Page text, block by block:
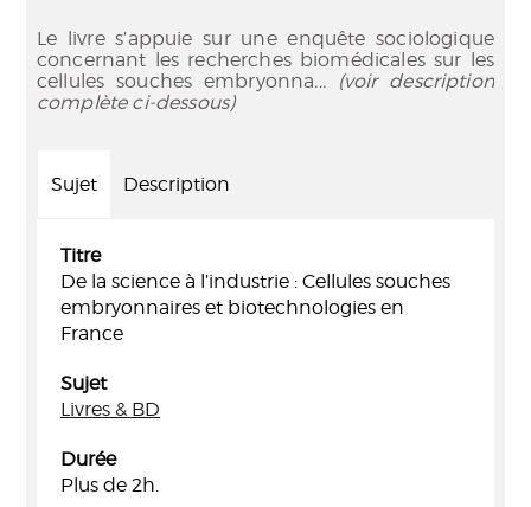
Le livre s’appuie sur une enquête sociologique
concernant les recherches biomédicales sur les
cellules souches embryonna... (voir description
complète ci-dessous)
Sujet Description
Titre
De la science à l’industrie : Cellules souches
embryonnaires et biotechnologies en
France
Sujet
Livres & BD
Durée
Plus de 2h.